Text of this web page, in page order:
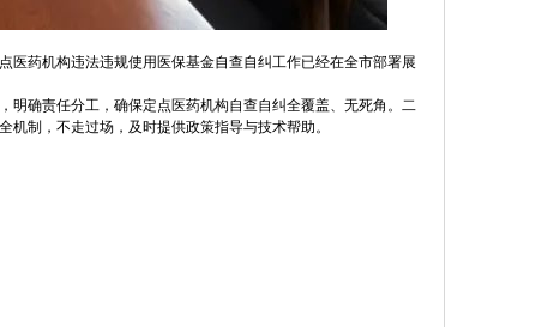
医药机构违法违规使用医保基金自查自纠工作已经在全市部署展
明确责任分工，确保定点医药机构自查自纠全覆盖、无死角。二
制，不走过场，及时提供政策指导与技术帮助。